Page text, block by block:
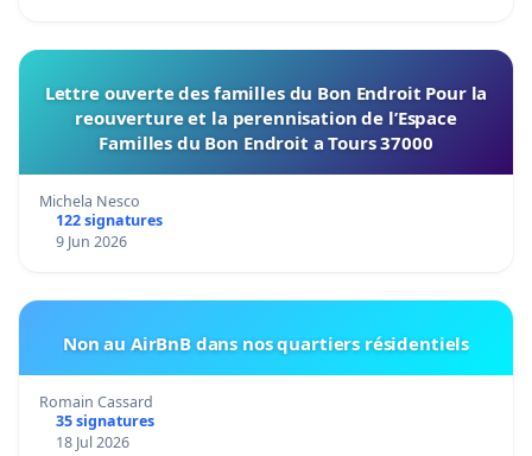
Lettre ouverte des familles du Bon Endroit Pour la
reouverture et la perennisation de l’Espace
Familles du Bon Endroit a Tours 37000
Michela Nesco
122 signatures
9 Jun 2026
Non au AirBnB dans nos quartiers résidentiels
Romain Cassard
35 signatures
18 Jul 2026